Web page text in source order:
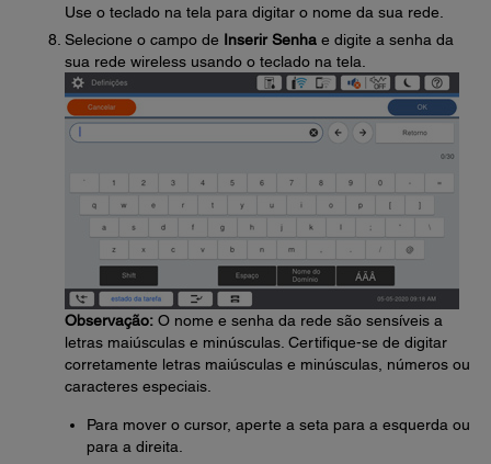
Use o teclado na tela para digitar o nome da sua rede.
Selecione o campo de Inserir Senha e digite a senha da
sua rede wireless usando o teclado na tela.
Observação: O nome e senha da rede são sensíveis a
letras maiúsculas e minúsculas. Certifique-se de digitar
corretamente letras maiúsculas e minúsculas, números ou
caracteres especiais.
Para mover o cursor, aperte a seta para a esquerda ou
para a direita.